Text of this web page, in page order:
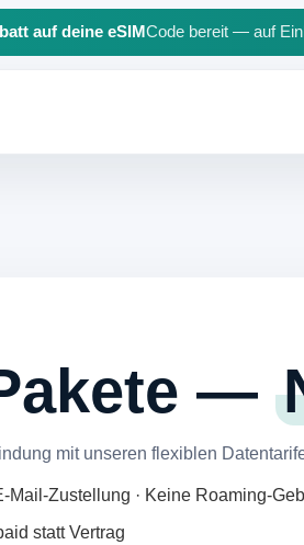
auf deine eSIMCode bereit — auf
—
mit unseren flexiblen
Mail-Zustellung · Keine Roaming-
statt Vertrag